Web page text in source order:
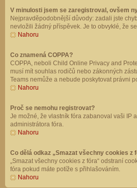
V minulosti jsem se zaregistroval, ovšem
Nejpravděpodobnější důvody: zadali jste
nevložili žádný příspěvek. Je to obvyklé, že
Nahoru
Co znamená COPPA?
COPPA, neboli Child Online Privacy and
musí mít souhlas rodičů nebo zákonných
Teams nemůže a nebude poskytovat právni
Nahoru
Proč se nemohu registrovat?
Je možné, že vlastník fóra zabanoval vaši IP
administrátora fóra.
Nahoru
Co dělá odkaz „Smazat všechny cookies z
„Smazat všechny cookies z fóra“ odstraní
fóra pokud máte potíže s přihlašováním.
Nahoru